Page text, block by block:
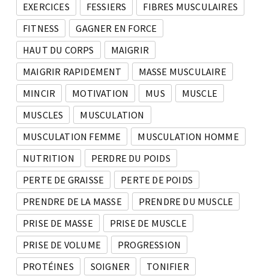
EXERCICES
FESSIERS
FIBRES MUSCULAIRES
FITNESS
GAGNER EN FORCE
HAUT DU CORPS
MAIGRIR
MAIGRIR RAPIDEMENT
MASSE MUSCULAIRE
MINCIR
MOTIVATION MUS
MUSCLE
MUSCLES
MUSCULATION
MUSCULATION FEMME
MUSCULATION HOMME
NUTRITION
PERDRE DU POIDS
PERTE DE GRAISSE
PERTE DE POIDS
PRENDRE DE LA MASSE
PRENDRE DU MUSCLE
PRISE DE MASSE
PRISE DE MUSCLE
PRISE DE VOLUME
PROGRESSION
PROTÉINES
SOIGNER
TONIFIER